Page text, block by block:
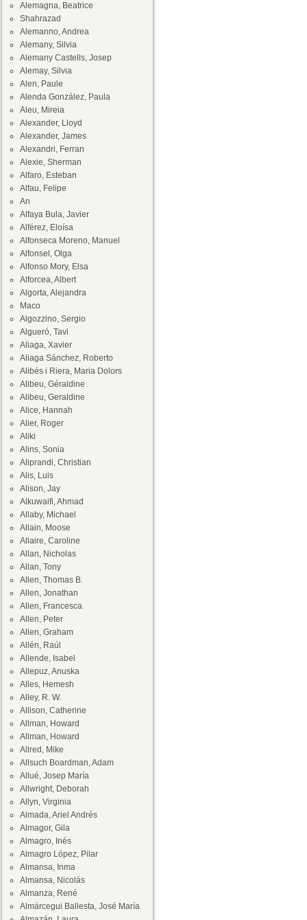
Alemagna, Beatrice
Shahrazad
Alemanno, Andrea
Alemany, Silvia
Alemany Castells, Josep
Alemay, Silvia
Alen, Paule
Alenda González, Paula
Aleu, Mireia
Alexander, Lloyd
Alexander, James
Alexandri, Ferran
Alexie, Sherman
Alfaro, Esteban
Alfau, Felipe
An
Alfaya Bula, Javier
Alférez, Eloísa
Alfonseca Moreno, Manuel
Alfonsel, Olga
Alfonso Mory, Elsa
Alforcea, Albert
Algorta, Alejandra
Maco
Algozzino, Sergio
Algueró, Tavi
Aliaga, Xavier
Aliaga Sánchez, Roberto
Alibés i Riera, Maria Dolors
Alibeu, Géraldine
Alibeu, Geraldine
Alice, Hannah
Alier, Roger
Aliki
Alins, Sonia
Aliprandi, Christian
Alis, Luis
Alison, Jay
Alkuwaifi, Ahmad
Allaby, Michael
Allain, Moose
Allaire, Caroline
Allan, Nicholas
Allan, Tony
Allen, Thomas B.
Allen, Jonathan
Allen, Francesca
Allen, Peter
Allen, Graham
Allén, Raúl
Allende, Isabel
Allepuz, Anuska
Alles, Hemesh
Alley, R. W.
Allison, Catherine
Allman, Howard
Allman, Howard
Allred, Mike
Allsuch Boardman, Adam
Allué, Josep María
Allwright, Deborah
Allyn, Virginia
Almada, Ariel Andrés
Almagor, Gila
Almagro, Inés
Almagro López, Pilar
Almansa, Inma
Almansa, Nicolás
Almanza, René
Almárcegui Ballesta, José María